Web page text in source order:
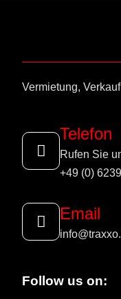
Vermietung,
Telefon
Rufen Sie
+49 (0)
Email
Follow us on: